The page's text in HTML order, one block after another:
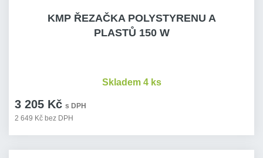
KMP ŘEZAČKA POLYSTYRENU A
PLASTŮ 150 W
3 205 Kč s DPH
2 649 Kč bez DPH
Skladem 4 ks